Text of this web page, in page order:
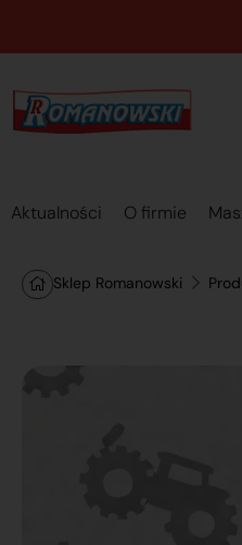
Aktualności O firmie
Sklep Romanowski